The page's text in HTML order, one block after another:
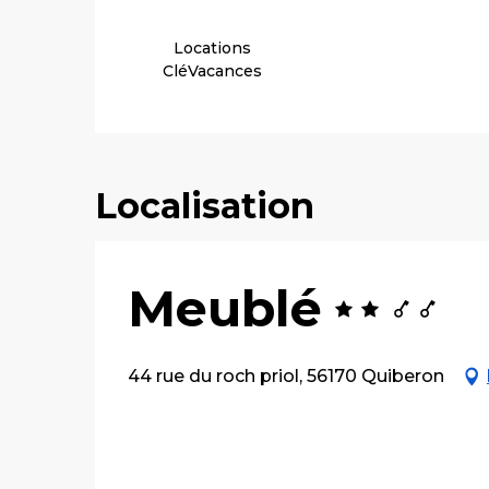
Locations
CléVacances
Localisation
Meublé
44 rue du roch priol, 56170 Quiberon